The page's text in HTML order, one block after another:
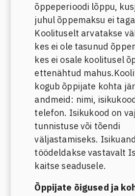
õppeperioodi lõppu,
juhul õppemaksu ei
Koolituselt arvatakse
kes ei ole tasunud
kes ei osale koolitusel
ettenähtud
kogub õppijate kohta
andmeid: nimi,
telefon. Isikukood on
tunnistuse või tõendi
väljastamiseks.
töödeldakse vastavalt
kaitse seadusele.
Õppijate õigused ja